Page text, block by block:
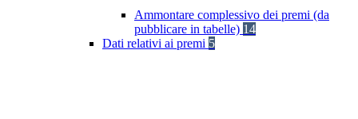
Ammontare complessivo dei premi (da
pubblicare in tabelle) 14
Dati relativi ai premi 5